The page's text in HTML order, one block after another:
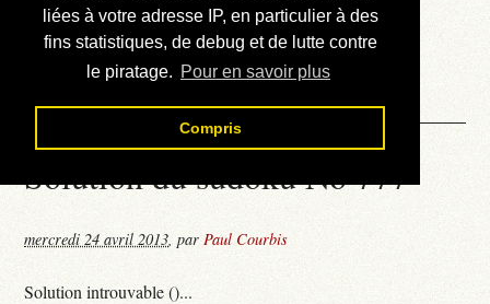
liées à votre adresse IP, en particulier à des
fins statistiques, de debug et de lutte contre
le piratage. Pour en savoir plus
Compris
Liens externes
Téléchargement
Contact
Solution du sudoku No 777
mercredi 24 avril 2013,parPaul Courbis
Solution introuvable ()...